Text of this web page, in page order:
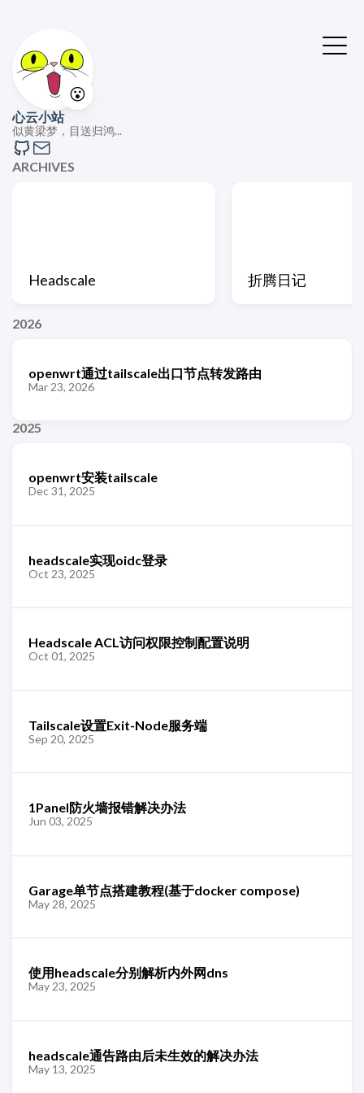
😮
心云小站
似黄梁梦，目送归鸿...
ARCHIVES
Headscale 折腾日记
2026
openwrt通过tailscale出口节点转发路由
Mar 23, 2026
2025
openwrt安装tailscale
Dec 31, 2025
headscale实现oidc登录
Oct 23, 2025
Headscale ACL访问权限控制配置说明
Oct 01, 2025
Tailscale设置Exit-Node服务端
Sep 20, 2025
1Panel防火墙报错解决办法
Jun 03, 2025
Garage单节点搭建教程(基于docker compose)
May 28, 2025
使用headscale分别解析内外网dns
May 23, 2025
headscale通告路由后未生效的解决办法
May 13, 2025